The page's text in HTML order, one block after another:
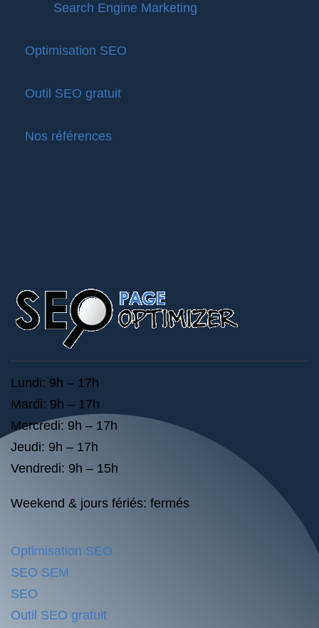
Search Engine Marketing
Optimisation SEO
Outil SEO gratuit
Nos références
Lundi: 9h – 17h
Mardi: 9h – 17h
Mercredi: 9h – 17h
Jeudi: 9h – 17h
Vendredi: 9h – 15h
Weekend & jours fériés: fermés
Optimisation SEO
SEO SEM
SEO
Outil SEO gratuit